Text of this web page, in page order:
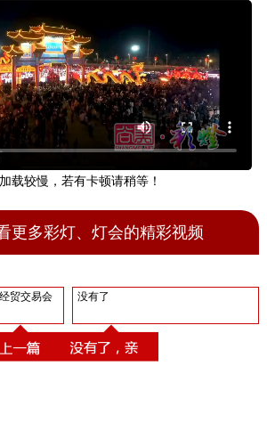
载较慢，若有卡顿请稍等！
更多彩灯、灯会的精彩视频
贸交易会 没有了